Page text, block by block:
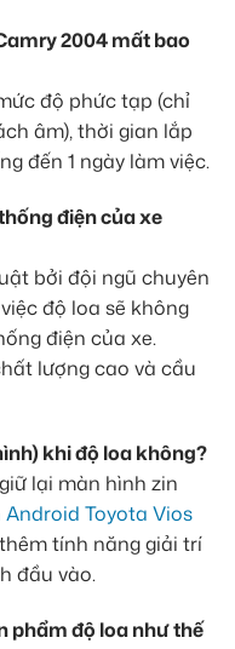
2004 mất bao
độ phức tạp (chỉ
âm), thời gian lắp
đến 1 ngày làm việc.
điện của xe
bởi đội ngũ chuyên
độ loa sẽ không
điện của xe.
lượng cao và cầu
khi độ loa không?
lại màn hình zin
Toyota Vios
tính năng giải trí
đầu vào.
phẩm độ loa như thế